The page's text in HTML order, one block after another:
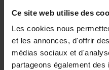
Ce site web utilise des
Les cookies nous
et les annonces, d'offrir
médias sociaux et
partageons également